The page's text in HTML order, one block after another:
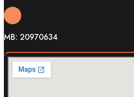
MB: 20970634